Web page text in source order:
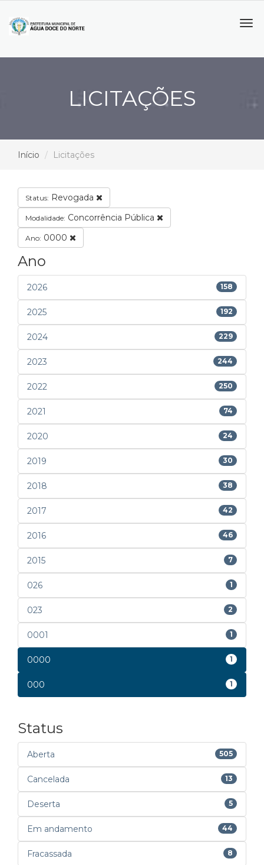
LICITAÇÕES
Início Licitações
Status: Revogada
Modalidade: Concorrência Pública
Ano: 0000
Ano
2026 158
2025 192
2024 229
2023 244
2022 250
2021 74
2020 24
2019 30
2018 38
2017 42
2016 46
2015 7
026 1
023 2
0001 1
0000 1
000 1
Status
Aberta 505
Cancelada 13
Deserta 5
Em andamento 44
Fracassada 8